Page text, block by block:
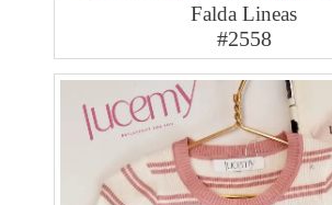
Falda Lineas
#2558